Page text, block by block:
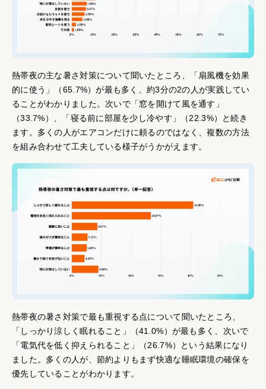
熱帯夜の主な暑さ対策について聞いたところ、「扇風機を効果
的に使う」（65.7%）が最も多く、約3分の2の人が実践してい
ることがわかりました。次いで「窓を開けて風を通す」
（33.7%）、「寝る前に部屋を少し冷やす」（22.3%）と続き
ます。多くの人がエアコンだけに頼るのではなく、複数の方法
を組み合わせて工夫している様子がうかがえます。
熱帯夜の暑さ対策で最も重視する点について聞いたところ、
「しっかり涼しく眠れること」（41.0%）が最も多く、次いで
「電気代を低く抑えられること」（26.7%）という結果になり
ました。多くの人が、節約よりもまず快適な睡眠環境の確保を
優先していることがわかります。